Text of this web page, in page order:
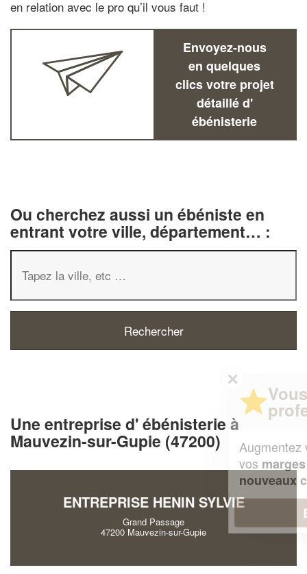
en relation avec le pro qu’il vous faut !
Envoyez-nous
en quelques
clics votre projet
détaillé d'
ébénisterie
Ou cherchez aussi un ébéniste en
entrant votre ville, département… :
Une entreprise d' ébénisterie à
Mauvezin-sur-Gupie (47200)
ENTREPRISE HENIN SYLVIE
Grand Passage
47200 Mauvezin-sur-Gupie
professionnel ?
Augmentez votrechiffre d'affaireset
tout en gagnant de
En savoir plus